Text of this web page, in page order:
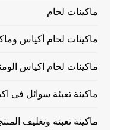
ماكينات لحام
ماكينات لحام أكياس
ماكينات لحام اكياس
ماكينة تعبئة سوائل فى
ماكينة تعبئة وتغليف